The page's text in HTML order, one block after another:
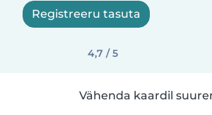
Registreeru tasuta
4,7 / 5
Vähenda kaardil